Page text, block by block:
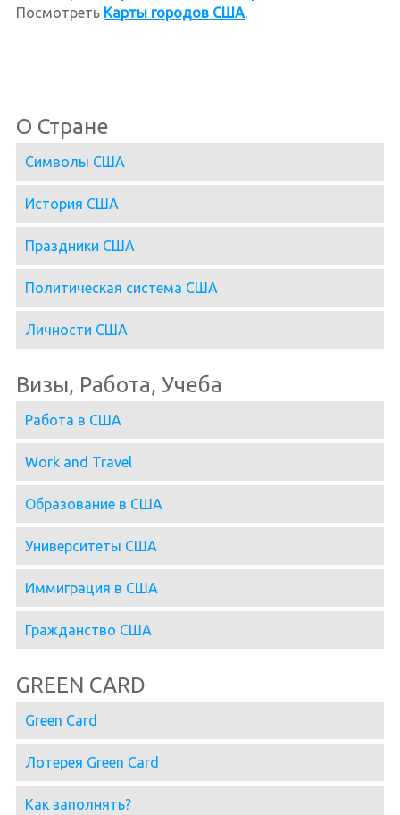
Посмотреть Карты городов США.
О Стране
Символы США
История США
Праздники США
Политическая система США
Личности США
Визы, Работа, Учеба
Работа в США
Work and Travel
Образование в США
Университеты США
Иммиграция в США
Гражданство США
GREEN CARD
Green Card
Лотерея Green Card
Как заполнять?